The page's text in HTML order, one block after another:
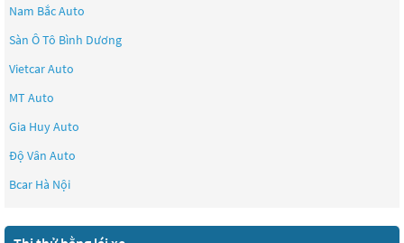
Nam Bắc Auto
Sàn Ô Tô Bình Dương
Vietcar Auto
MT Auto
Gia Huy Auto
Độ Vân Auto
Bcar Hà Nội